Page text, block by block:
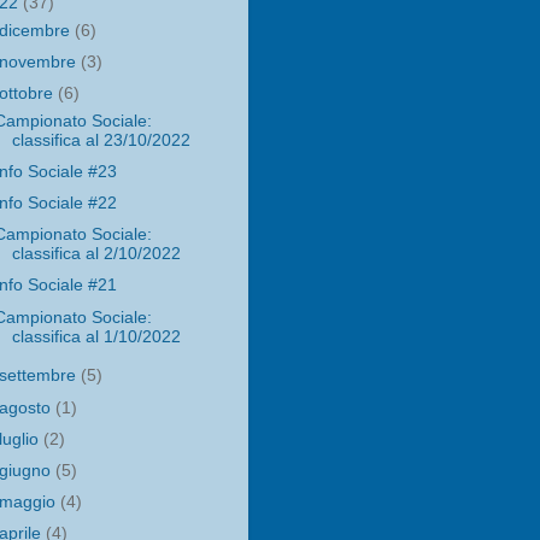
dicembre (6)
novembre (3)
ottobre (6)
Sociale:
classifica al 23/10/2022
Info Sociale #23
Info Sociale #22
Sociale:
classifica al 2/10/2022
Info Sociale #21
Sociale:
classifica al 1/10/2022
settembre (5)
agosto (1)
luglio (2)
giugno (5)
maggio (4)
aprile (4)